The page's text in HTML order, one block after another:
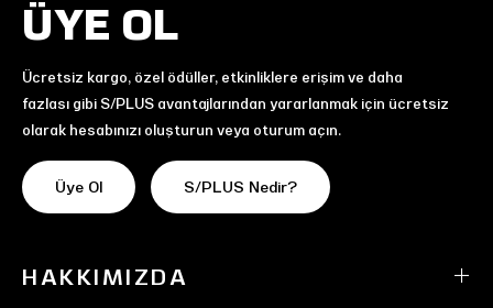
ÜYE OL
Ücretsiz kargo, özel ödüller, etkinliklere erişim ve daha
fazlası gibi S/PLUS avantajlarından yararlanmak için ücretsiz
olarak hesabınızı oluşturun veya oturum açın.
Üye Ol S/PLUS Nedir?
HAKKIMIZDA